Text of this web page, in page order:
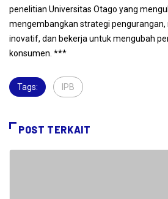
penelitian Universitas Otago yang
mengembangkan strategi
inovatif, dan bekerja untuk mengubah
konsumen. ***
Tags: IPB
POST TERKAIT